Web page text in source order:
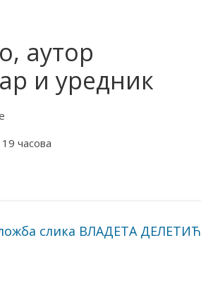
аутор
и уредник
часова
слика ВЛАДЕТА ДЕЛЕТИЋ